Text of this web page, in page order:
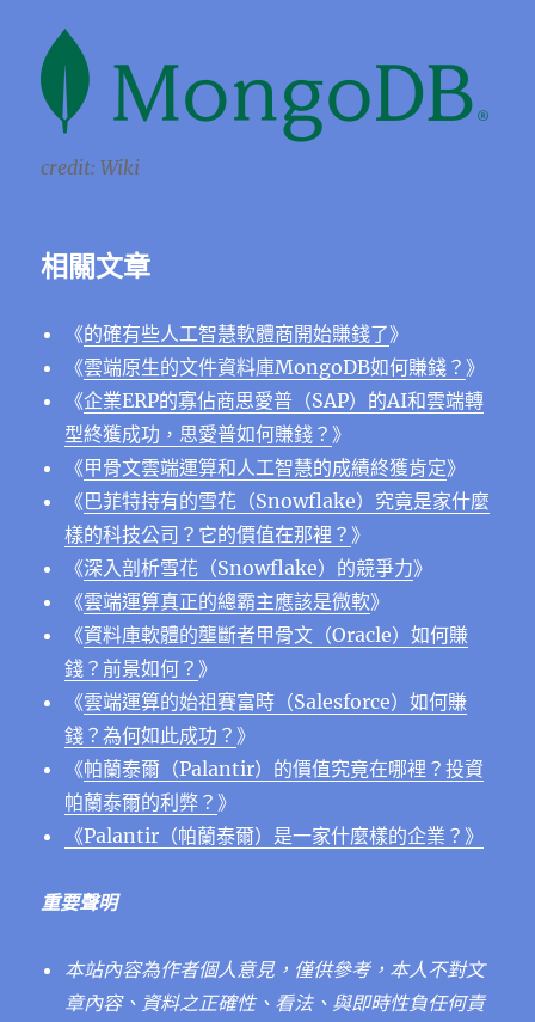
credit: Wiki
相關文章
《的確有些人工智慧軟體商開始賺錢了》
《雲端原生的文件資料庫MongoDB如何賺錢？》
《企業ERP的寡佔商思愛普（SAP）的AI和雲端轉
型終獲成功，思愛普如何賺錢？》
《甲骨文雲端運算和人工智慧的成績終獲肯定》
《巴菲特持有的雪花（Snowflake）究竟是家什麼
樣的科技公司？它的價值在那裡？》
《深入剖析雪花（Snowflake）的競爭力》
《雲端運算真正的總霸主應該是微軟》
《資料庫軟體的壟斷者甲骨文（Oracle）如何賺
錢？前景如何？》
《雲端運算的始祖賽富時（Salesforce）如何賺
錢？為何如此成功？》
《帕蘭泰爾（Palantir）的價值究竟在哪裡？投資
帕蘭泰爾的利弊？》
《Palantir（帕蘭泰爾）是一家什麼樣的企業？》
重要聲明
本站內容為作者個人意見，僅供參考，本人不對文
章內容、資料之正確性、看法、與即時性負任何責